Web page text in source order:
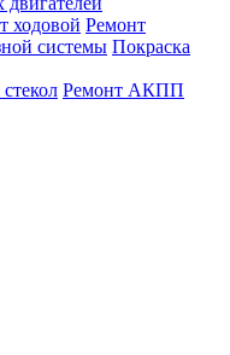
ходовой Ремонт
системы Покраска
Ремонт АКПП